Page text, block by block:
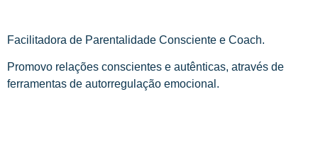
Facilitadora de Parentalidade Consciente e Coach.
Promovo relações conscientes e autênticas, através de
ferramentas de autorregulação emocional.